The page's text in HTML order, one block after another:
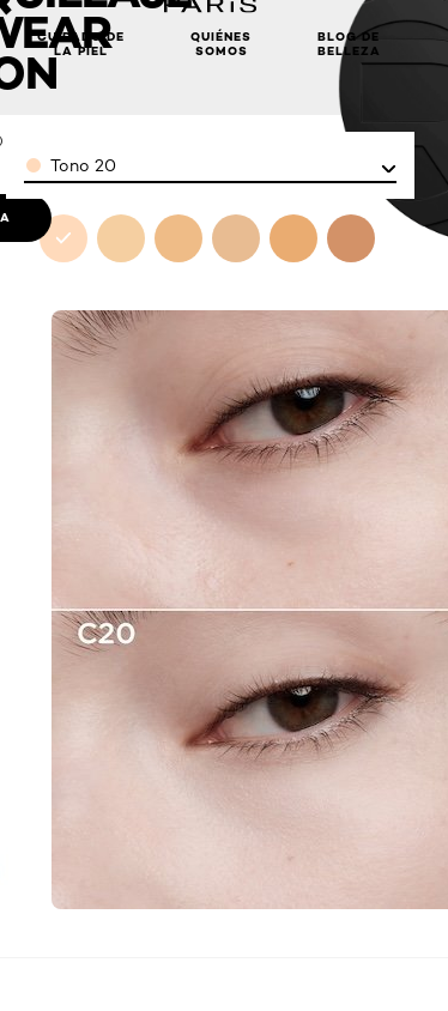
CUIDADO DE
LA PIEL
QUIÉNES
SOMOS
BLOG DE
BELLEZA
ColorTono 20